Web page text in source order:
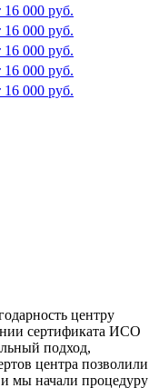
16 000 руб.
16 000 руб.
16 000 руб.
16 000 руб.
16 000 руб.
центру
сертификата ИСО
подход,
центра позволили
мы начали процедуру